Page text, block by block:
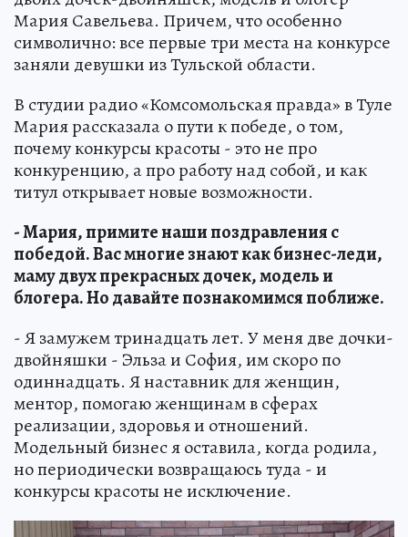
Мария Савельева. Причем, что особенно
символично: все первые три места на конкурсе
заняли девушки из Тульской области.
В студии радио «Комсомольская правда» в Туле
Мария рассказала о пути к победе, о том,
почему конкурсы красоты - это не про
конкуренцию, а про работу над собой, и как
титул открывает новые возможности.
- Мария, примите наши поздравления с
победой. Ваc многие знают как бизнес-леди,
маму двух прекрасных дочек, модель и
блогера. Но давайте познакомимся поближе.
- Я замужем тринадцать лет. У меня две дочки-
двойняшки - Эльза и София, им скоро по
одиннадцать. Я наставник для женщин,
ментор, помогаю женщинам в сферах
реализации, здоровья и отношений.
Модельный бизнес я оставила, когда родила,
но периодически возвращаюсь туда - и
конкурсы красоты не исключение.